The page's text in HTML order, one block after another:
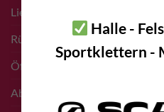
Halle -
Sportklettern -
Liefer- & Versand Infos
Rücksendungen
Öffnungszeiten Shop
Abholung vor Ort